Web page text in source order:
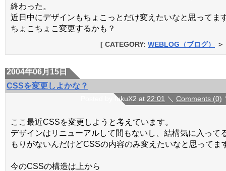
終わった。
近日中にデザインもちょこっとだけ変えたいなと思ってま
ちょこちょこ変更するかも？
[ CATEGORY: WEBLOG（ブログ） ＞
2004年06月15日
CSSを変更しよかな？
Posted by fukuX2 at 22:01 ＼ Comments (0)
ここ最近CSSを変更しようと考えています。
デザインはリニューアルして間もないし、結構気に入って
もりがないんだけどCSSの内容のみ変えたいなと思ってま
今のCSSの構造は上から